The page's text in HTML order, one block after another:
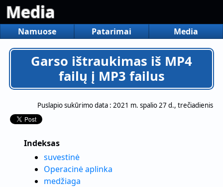
Media
Namuose Patarimai Media
Garso ištraukimas iš MP4
failų į MP3 failus
Puslapio sukūrimo data : 2021 m. spalio 27 d., trečiadienis
Indeksas
suvestinė
Operacinė aplinka
medžiaga